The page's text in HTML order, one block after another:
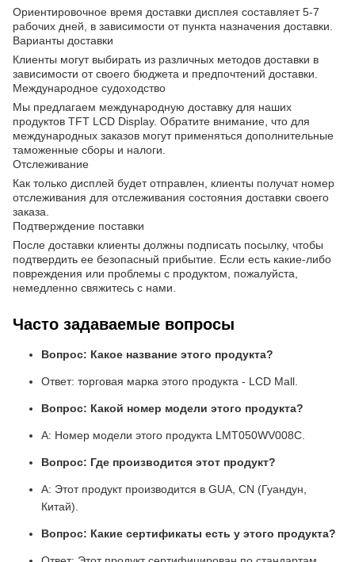
Ориентировочное время доставки дисплея составляет 5-7
рабочих дней, в зависимости от пункта назначения доставки.
Варианты доставки
Клиенты могут выбирать из различных методов доставки в
зависимости от своего бюджета и предпочтений доставки.
Международное судоходство
Мы предлагаем международную доставку для наших
продуктов TFT LCD Display. Обратите внимание, что для
международных заказов могут применяться дополнительные
таможенные сборы и налоги.
Отслеживание
Как только дисплей будет отправлен, клиенты получат номер
отслеживания для отслеживания состояния доставки своего
заказа.
Подтверждение поставки
После доставки клиенты должны подписать посылку, чтобы
подтвердить ее безопасный прибытие. Если есть какие-либо
повреждения или проблемы с продуктом, пожалуйста,
немедленно свяжитесь с нами.
Часто задаваемые вопросы
Вопрос: Какое название этого продукта?
Ответ: торговая марка этого продукта - LCD Mall.
Вопрос: Какой номер модели этого продукта?
A: Номер модели этого продукта LMT050WV008C.
Вопрос: Где производится этот продукт?
A: Этот продукт производится в GUA, CN (Гуандун,
Китай).
Вопрос: Какие сертификаты есть у этого продукта?